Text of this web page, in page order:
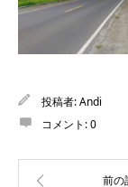
投稿者:Andi
コメント:0